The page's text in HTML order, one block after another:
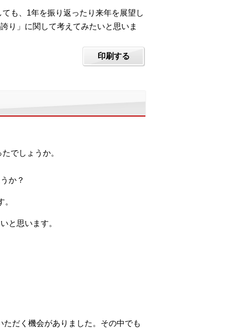
も、1年を振り返ったり来年を展望し
り」に関して考えてみたいと思いま
印刷する
でしょうか。
か？
と思います。
だく機会がありました。その中でも